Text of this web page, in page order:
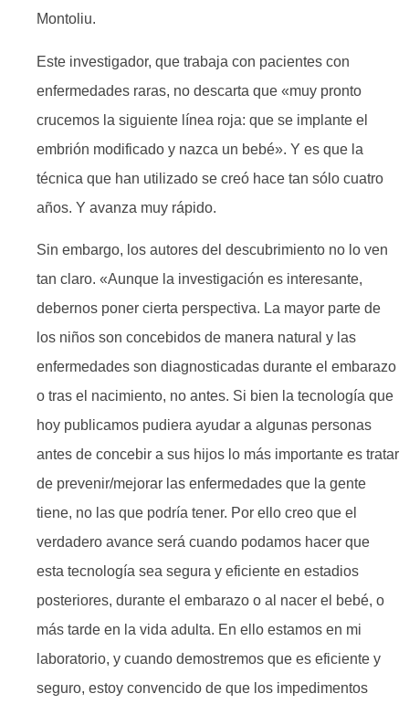
Montoliu.
Este investigador, que trabaja con pacientes con
enfermedades raras, no descarta que «muy pronto
crucemos la siguiente línea roja: que se implante el
embrión modificado y nazca un bebé». Y es que la
técnica que han utilizado se creó hace tan sólo cuatro
años. Y avanza muy rápido.
Sin embargo, los autores del descubrimiento no lo ven
tan claro. «Aunque la investigación es interesante,
debernos poner cierta perspectiva. La mayor parte de
los niños son concebidos de manera natural y las
enfermedades son diagnosticadas durante el embarazo
o tras el nacimiento, no antes. Si bien la tecnología que
hoy publicamos pudiera ayudar a algunas personas
antes de concebir a sus hijos lo más importante es tratar
de prevenir/mejorar las enfermedades que la gente
tiene, no las que podría tener. Por ello creo que el
verdadero avance será cuando podamos hacer que
esta tecnología sea segura y eficiente en estadios
posteriores, durante el embarazo o al nacer el bebé, o
más tarde en la vida adulta. En ello estamos en mi
laboratorio, y cuando demostremos que es eficiente y
seguro, estoy convencido de que los impedimentos